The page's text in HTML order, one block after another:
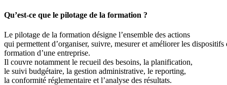
Qu’est-ce que le pilotage de la formation ?
Le pilotage de la formation désigne l’ensemble des actions
qui permettent d’organiser, suivre, mesurer et améliorer les dispositifs
formation d’une entreprise.
Il couvre notamment le recueil des besoins, la planification,
le suivi budgétaire, la gestion administrative, le reporting,
la conformité réglementaire et l’analyse des résultats.